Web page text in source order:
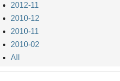
2012-11
2010-12
2010-11
2010-02
All